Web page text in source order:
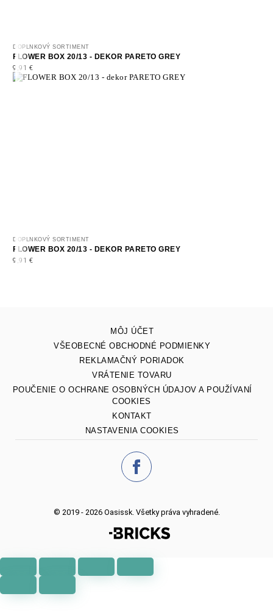
DOPLNKOVÝ SORTIMENT
FLOWER BOX 20/13 - DEKOR PARETO GREY
9,91 €
DOPLNKOVÝ SORTIMENT
FLOWER BOX 20/13 - DEKOR PARETO GREY
9,91 €
MÔJ ÚČET
VŠEOBECNÉ OBCHODNÉ PODMIENKY
REKLAMAČNÝ PORIADOK
VRÁTENIE TOVARU
POUČENIE O OCHRANE OSOBNÝCH ÚDAJOV A POUŽÍVANÍ
COOKIES
KONTAKT
NASTAVENIA COOKIES
© 2019 - 2026 Oasissk. Všetky práva vyhradené.